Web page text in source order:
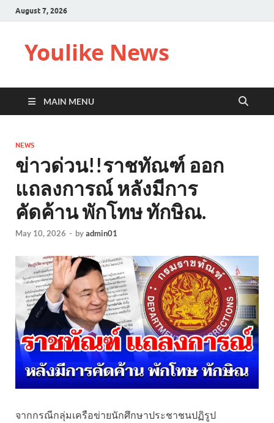
August 7, 2026
Youlike News
MAIN MENU
NEWS
ข่าวด่วน!!ราชทัณฑ์ ออก
แถลงการณ์ หลังมีการ
คัดค้าน พักโทษ ทักษิณ.
May 10, 2026 - byadmin01
จากกรณีกลุ่มเครือข่ายนักศึกษาประชาชนปฏิรูป